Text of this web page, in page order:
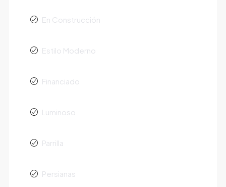
En Construcción
Estilo Moderno
Financiado
Luminoso
Parrilla
Persianas